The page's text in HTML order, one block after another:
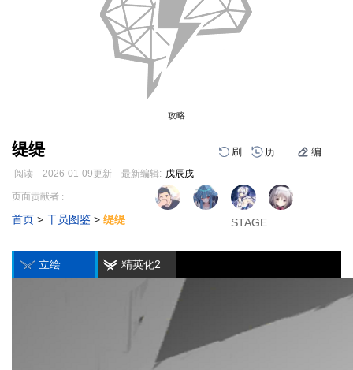
攻略
缇缇 刷 历 编
阅读 2026-01-09更新 最新编辑: 戊辰戌
跳
导
跳
搜
页面贡献者 :
首页 > 干员图鉴 > 缇缇
立绘 精英化2
1
STAGE
2
STAGE
3
STAGE